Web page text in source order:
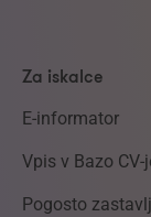
Za iskalce
E-informator
Vpis v Bazo CV-
Pogosto